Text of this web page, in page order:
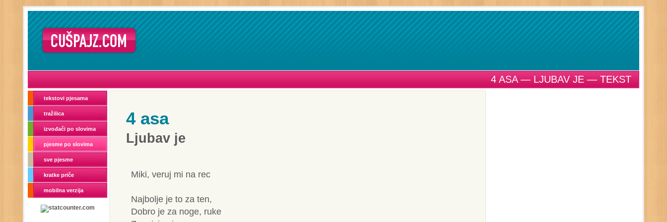
4 ASA — LJUBAV JE — TEKST
tekstovi pjesama
tražilica
izvođači po slovima
pjesme po slovima
sve pjesme
kratke priče
mobilna verzija
4 asa
Ljubav je
Miki, veruj mi na rec
Najbolje je to za ten,
Dobro je za noge, ruke